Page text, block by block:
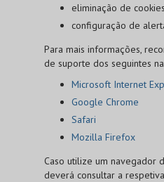
eliminação de
configuração de
Para mais informações,
de suporte dos seguintes
Microsoft Internet
Google Chrome
Safari
Mozilla Firefox
Caso utilize um navegador
deverá consultar a